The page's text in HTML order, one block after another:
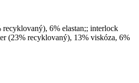
6% elastan;; interlock
(23% recyklovaný), 13% viskóza, 6%